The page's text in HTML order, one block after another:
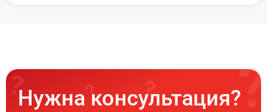
Нужна консультация?